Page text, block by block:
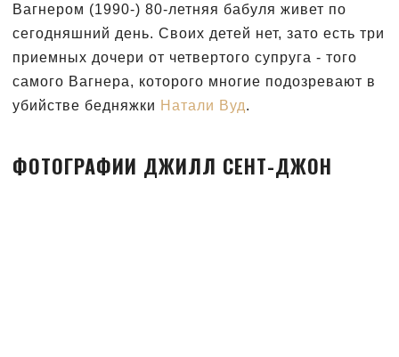
Вагнером (1990-) 80-летняя бабуля живет по
сегодняшний день. Своих детей нет, зато есть три
приемных дочери от четвертого супруга - того
самого Вагнера, которого многие подозревают в
убийстве бедняжки Натали Вуд.
ФОТОГРАФИИ ДЖИЛЛ СЕНТ-ДЖОН